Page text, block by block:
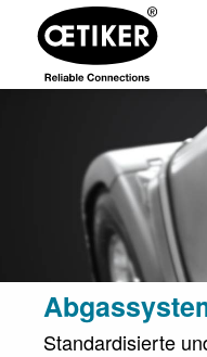
Standardisierte